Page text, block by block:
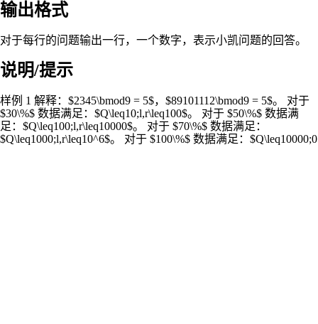
输出格式
对于每行的问题输出一行，一个数字，表示小凯问题的回答。
说明/提示
样例 1 解释：$2345\bmod9 = 5$，$89101112\bmod9 = 5$。 对于
$30\%$ 数据满足：$Q\leq10;l,r\leq100$。 对于 $50\%$ 数据满
足：$Q\leq100;l,r\leq10000$。 对于 $70\%$ 数据满足：
$Q\leq1000;l,r\leq10^6$。 对于 $100\%$ 数据满足：$Q\leq10000;0